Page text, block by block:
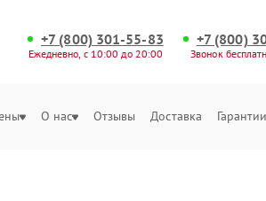
+7 (800) 301-55-83
Ежедневно, с 10:00 до 20:00
+7 (800)
Звонок
О нас Отзывы Доставка Гарантии